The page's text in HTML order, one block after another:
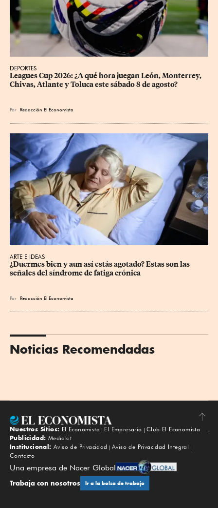
DEPORTES
Leagues Cup 2026: ¿A qué hora juegan León, Monterrey,
Chivas, Atlante y Toluca este sábado 8 de agosto?
Por Redacción El Economista
ARTE E IDEAS
¿Duermes bien y aun así estás agotado? Estas son las
señales del síndrome de fatiga crónica
Por Redacción El Economista
Noticias Recomendadas
Subir
Nuestros Sitios: El Economista El Empresario
Club El Economista
Publicidad: Mediakit
Institucional: Aviso de Privacidad
Aviso de Privacidad Integral
Contacto
Una empresa de Nacer Global
Trabaja con nosotros Ir a la bolsa de trabajo